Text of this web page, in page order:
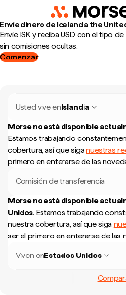
Envíe dinero de Iceland a the
Envíe ISK y reciba USD con el tipo
sin comisiones ocultas.
Comenzar
Usted vive enIslandia
Morse no está disponible
Estamos trabajando
cobertura, así que siganuestras
primero en enterarse de las
Comisión de transferencia
Morse no está disponible
Unidos. Estamos trabajando
nuestra cobertura, así que siga
ser el primero en enterarse de las
Viven enEstados Unidos